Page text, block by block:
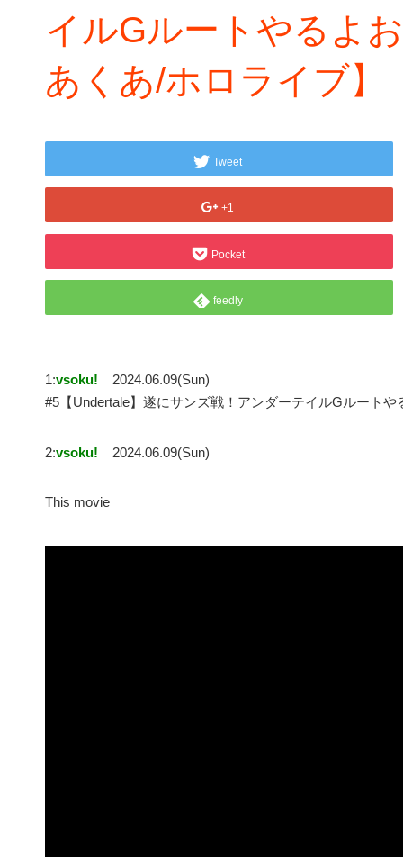
イルGルートやるよ
あくあ/ホロライブ】
Tweet
+1
Pocket
feedly
1:vsoku!
2024.06.09(Sun)
#5【Undertale】遂にサンズ戦！アンダーテイルGルート
2:vsoku! 2024.06.09(Sun)
This movie